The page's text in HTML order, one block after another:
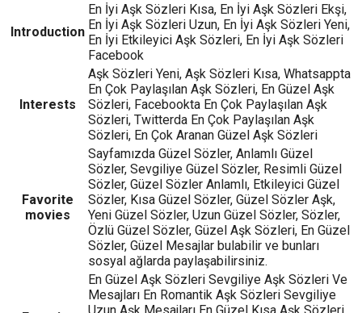
Introduction
En İyi Aşk Sözleri Kısa, En İyi Aşk Sözleri Ekşi,
En İyi Aşk Sözleri Uzun, En İyi Aşk Sözleri Yeni,
En İyi Etkileyici Aşk Sözleri, En İyi Aşk Sözleri
Facebook
Interests
Aşk Sözleri Yeni, Aşk Sözleri Kısa, Whatsappta
En Çok Paylaşılan Aşk Sözleri, En Güzel Aşk
Sözleri, Facebookta En Çok Paylaşılan Aşk
Sözleri, Twitterda En Çok Paylaşılan Aşk
Sözleri, En Çok Aranan Güzel Aşk Sözleri
Favorite
movies
Sayfamızda Güzel Sözler, Anlamlı Güzel
Sözler, Sevgiliye Güzel Sözler, Resimli Güzel
Sözler, Güzel Sözler Anlamlı, Etkileyici Güzel
Sözler, Kısa Güzel Sözler, Güzel Sözler Aşk,
Yeni Güzel Sözler, Uzun Güzel Sözler, Sözler,
Özlü Güzel Sözler, Güzel Aşk Sözleri, En Güzel
Sözler, Güzel Mesajlar bulabilir ve bunları
sosyal ağlarda paylaşabilirsiniz.
En Güzel Aşk Sözleri Sevgiliye Aşk Sözleri Ve
Mesajları En Romantik Aşk Sözleri Sevgiliye